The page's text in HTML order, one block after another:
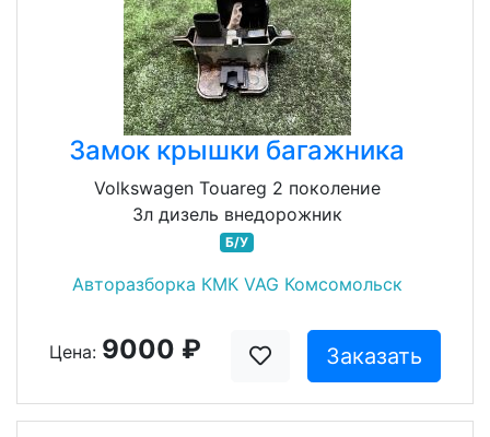
Замок крышки багажника
Volkswagen Touareg 2 поколение
3л дизель внедорожник
Б/У
Авторазборка КМК VAG Комсомольск
Цена: 9000 ₽ Заказать